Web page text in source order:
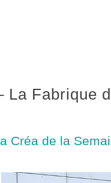
La Fabrique
Créa de la